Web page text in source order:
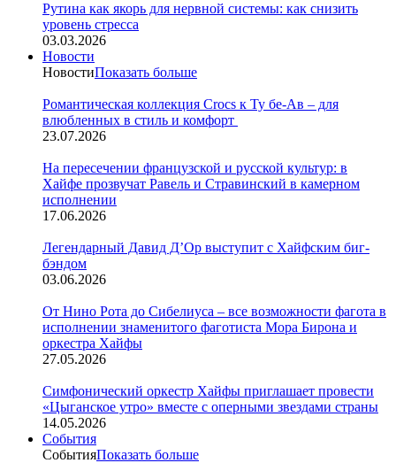
Рутина как якорь для нервной системы: как снизить
уровень стресса
03.03.2026
Новости
НовостиПоказать больше
Романтическая коллекция Crocs к Ту бе-Ав – для
влюбленных в стиль и комфорт
23.07.2026
На пересечении французской и русской культур: в
Хайфе прозвучат Равель и Стравинский в камерном
исполнении
17.06.2026
Легендарный Давид Д’Ор выступит с Хайфским биг-
бэндом
03.06.2026
От Нино Рота до Сибелиуса – все возможности фагота в
исполнении знаменитого фаготиста Мора Бирона и
оркестра Хайфы
27.05.2026
Симфонический оркестр Хайфы приглашает провести
«Цыганское утро» вместе с оперными звездами страны
14.05.2026
События
СобытияПоказать больше